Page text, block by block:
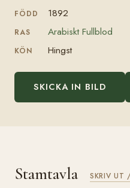
FÖDD 1892
RAS Arabiskt Fullblod
KÖN Hingst
SKICKA IN BILD
Stamtavla SKRIV UT